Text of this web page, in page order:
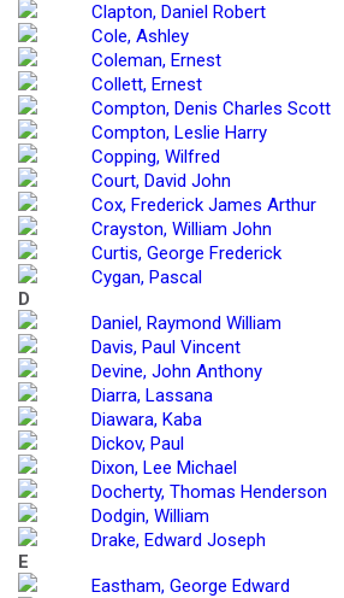
Clapton, Daniel Robert
Cole, Ashley
Coleman, Ernest
Collett, Ernest
Compton, Denis Charles Scott
Compton, Leslie Harry
Copping, Wilfred
Court, David John
Cox, Frederick James Arthur
Crayston, William John
Curtis, George Frederick
Cygan, Pascal
D
Daniel, Raymond William
Davis, Paul Vincent
Devine, John Anthony
Diarra, Lassana
Diawara, Kaba
Dickov, Paul
Dixon, Lee Michael
Docherty, Thomas Henderson
Dodgin, William
Drake, Edward Joseph
E
Eastham, George Edward